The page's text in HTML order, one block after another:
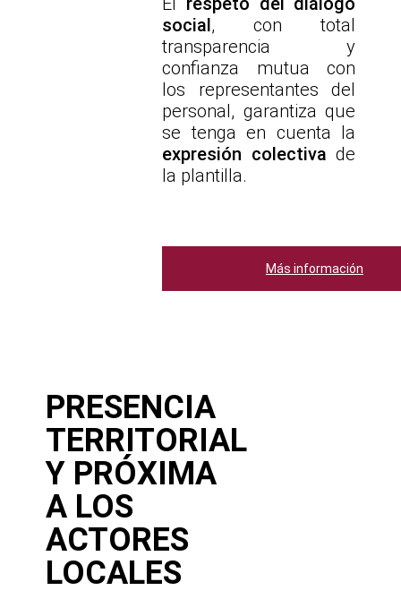
social, con total
transparencia y
confianza mutua con
los representantes del
personal, garantiza que
se tenga en cuenta la
expresión colectiva de
la plantilla.
Más información
PRESENCIA
TERRITORIAL
Y PRÓXIMA
A LOS
ACTORES
LOCALES